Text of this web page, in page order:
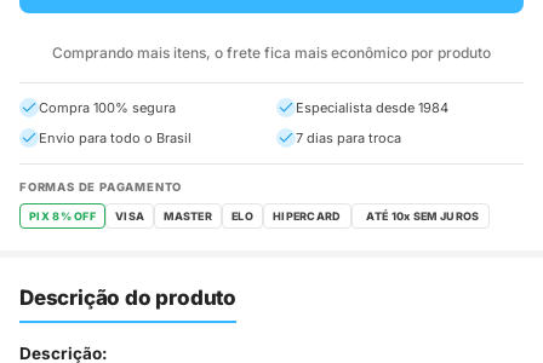
Comprando mais itens, o frete fica mais econômico por produto
Compra 100% segura
Especialista desde 1984
Envio para todo o Brasil
7 dias para troca
FORMAS DE PAGAMENTO
PIX 8% OFF VISA MASTER ELO HIPERCARD
Descrição do produto
Descrição: